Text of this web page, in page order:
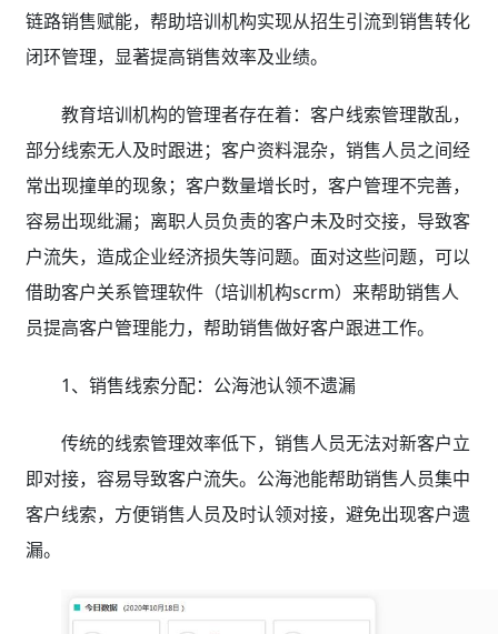
链路销售赋能，帮助培训机构实现从招生引流到销售转化
闭环管理，显著提高销售效率及业绩。
教育培训机构的管理者存在着：客户线索管理散乱，
部分线索无人及时跟进；客户资料混杂，销售人员之间经
常出现撞单的现象；客户数量增长时，客户管理不完善，
容易出现纰漏； 离职人员负责的客户未及时交接，导致客
户流失，造成企业经济损失等问题。面对这些问题，可以
借助客户关系管理软件（培训机构scrm）来帮助销售人
员提高客户管理能力，帮助销售做好客户跟进工作。
1、销售线索分配：公海池认领不遗漏
传统的线索管理效率低下，销售人员无法对新客户立
即对接，容易导致客户流失。公海池能帮助销售人员集中
客户线索，方便销售人员及时认领对接，避免出现客户遗
漏。